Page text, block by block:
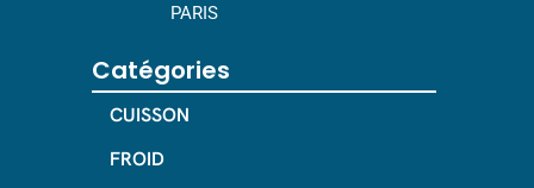
PARIS
Catégories
CUISSON
FROID